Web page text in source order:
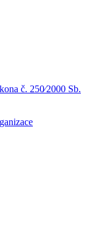
č. 250⁄2000 Sb.